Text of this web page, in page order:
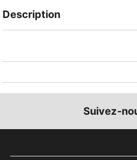
Description
exploite une ligne ferroviaire
canton d'Uri, et Oberwald, dans
Suivez-